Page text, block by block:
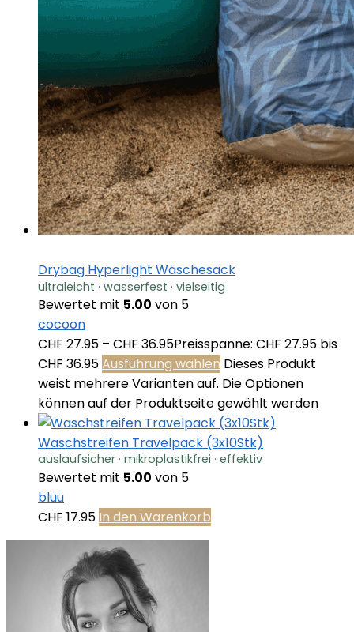
Drybag Hyperlight Wäschesack
ultraleicht · wasserfest · vielseitig
Bewertet mit 5.00 von 5
cocoon
CHF 27.95 – CHF 36.95Preisspanne: CHF 27.95 bis
CHF 36.95Ausführung wählen Dieses Produkt
weist mehrere Varianten auf. Die Optionen
können auf der Produktseite gewählt werden
Waschstreifen Travelpack (3x10Stk)
auslaufsicher · mikroplastikfrei · effektiv
Bewertet mit 5.00 von 5
bluu
CHF 17.95 In den Warenkorb